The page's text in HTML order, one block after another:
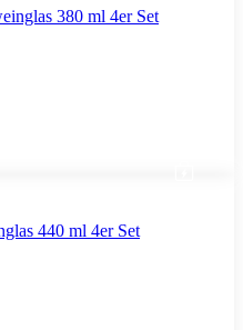
380 ml 4er Set
440 ml 4er Set